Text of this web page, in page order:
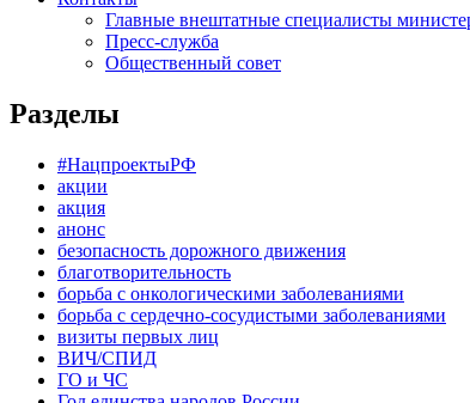
Главные внештатные специалисты
Пресс-служба
Общественный совет
Разделы
#НацпроектыРФ
акции
акция
анонс
безопасность дорожного движения
благотворительность
борьба с онкологическими заболеваниями
борьба с сердечно-сосудистыми заболеваниями
визиты первых лиц
ВИЧ/СПИД
ГО и ЧС